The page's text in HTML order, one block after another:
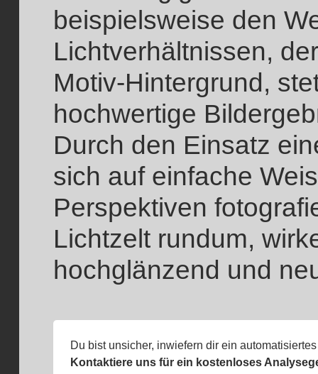
beispielsweise den
Lichtverhältnissen,
Motiv-Hintergrund,
hochwertige
Durch den Einsatz
sich auf einfache
Perspektiven
Lichtzelt rundum,
hochglänzend und
Du bist unsicher, inwiefern dir ein
Kontaktiere uns für ein kostenloses